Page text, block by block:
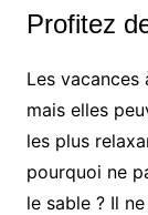
Profitez
Les
mais elles
les plus
pourquoi ne
le sable ? Il